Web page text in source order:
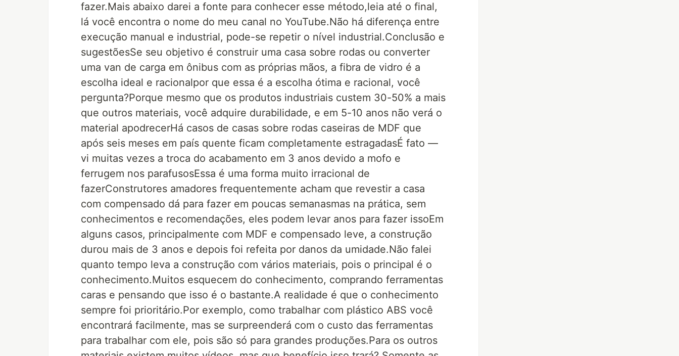
fazer.Mais abaixo darei a fonte para conhecer esse método,leia até o final,
lá você encontra o nome do meu canal no YouTube.Não há diferença entre
execução manual e industrial, pode-se repetir o nível industrial.Conclusão e
sugestõesSe seu objetivo é construir uma casa sobre rodas ou converter
uma van de carga em ônibus com as próprias mãos, a fibra de vidro é a
escolha ideal e racionalpor que essa é a escolha ótima e racional, você
pergunta?Porque mesmo que os produtos industriais custem 30-50% a mais
que outros materiais, você adquire durabilidade, e em 5-10 anos não verá o
material apodrecerHá casos de casas sobre rodas caseiras de MDF que
após seis meses em país quente ficam completamente estragadasÉ fato —
vi muitas vezes a troca do acabamento em 3 anos devido a mofo e
ferrugem nos parafusosEssa é uma forma muito irracional de
fazerConstrutores amadores frequentemente acham que revestir a casa
com compensado dá para fazer em poucas semanasmas na prática, sem
conhecimentos e recomendações, eles podem levar anos para fazer issoEm
alguns casos, principalmente com MDF e compensado leve, a construção
durou mais de 3 anos e depois foi refeita por danos da umidade.Não falei
quanto tempo leva a construção com vários materiais, pois o principal é o
conhecimento.Muitos esquecem do conhecimento, comprando ferramentas
caras e pensando que isso é o bastante.A realidade é que o conhecimento
sempre foi prioritário.Por exemplo, como trabalhar com plástico ABS você
encontrará facilmente, mas se surpreenderá com o custo das ferramentas
para trabalhar com ele, pois são só para grandes produções.Para os outros